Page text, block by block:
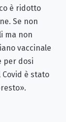
è ridotto
Se non
ma non
vaccinale
per dosi
è stato